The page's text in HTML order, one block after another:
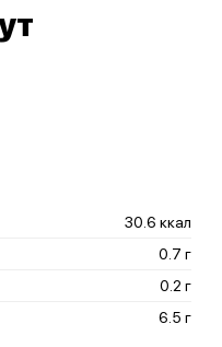
30.6 ккал
0.7 г
0.2 г
6.5 г